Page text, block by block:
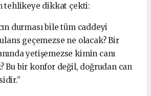
tehlikeye dikkat çekti:
durması bile tüm caddeyi
geçemezse ne olacak? Bir
yetişemezse kimin canı
Bu bir konfor değil, doğrudan can